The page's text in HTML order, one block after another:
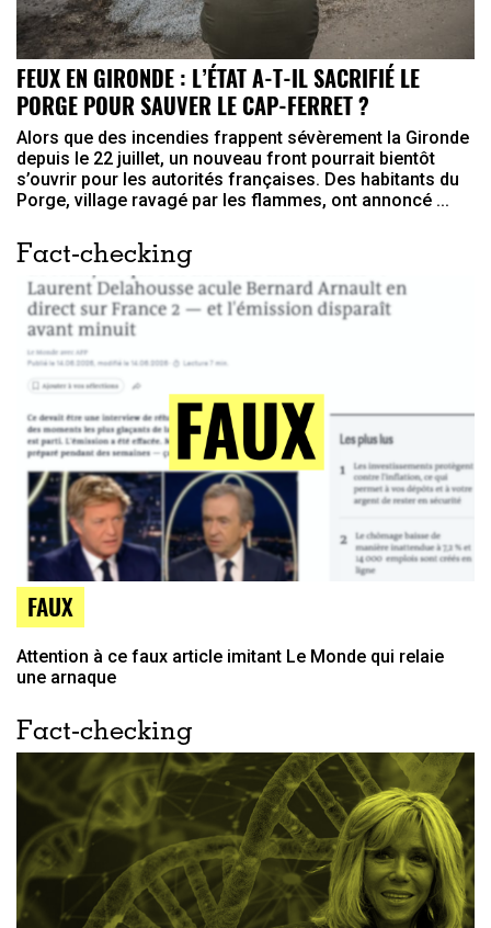
FEUX EN GIRONDE : L’ÉTAT A-T-IL SACRIFIÉ LE
PORGE POUR SAUVER LE CAP-FERRET ?
Alors que des incendies frappent sévèrement la Gironde
depuis le 22 juillet, un nouveau front pourrait bientôt
s’ouvrir pour les autorités françaises. Des habitants du
Porge, village ravagé par les flammes, ont annoncé ...
Fact-checking
FAUX
Attention à ce faux article imitant Le Monde qui relaie
une arnaque
Fact-checking